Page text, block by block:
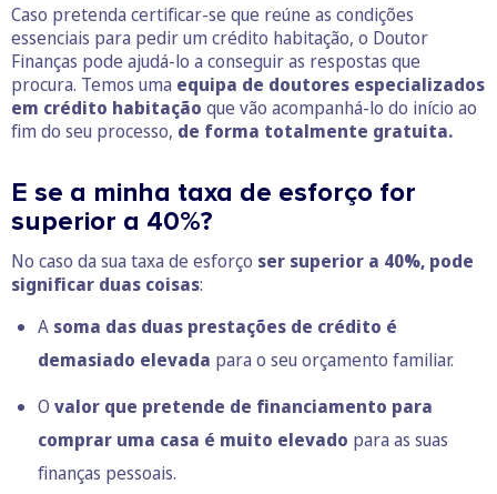
Caso pretenda certificar-se que reúne as condições
essenciais para pedir um crédito habitação, o Doutor
Finanças pode ajudá-lo a conseguir as respostas que
procura. Temos uma equipa de doutores especializados
em crédito habitação que vão acompanhá-lo do início ao
fim do seu processo, de forma totalmente gratuita.
E se a minha taxa de esforço for
superior a 40%?
No caso da sua taxa de esforço ser superior a 40%, pode
significar duas coisas:
A soma das duas prestações de crédito é
demasiado elevada para o seu orçamento familiar.
O valor que pretende de financiamento para
comprar uma casa é muito elevado para as suas
finanças pessoais.